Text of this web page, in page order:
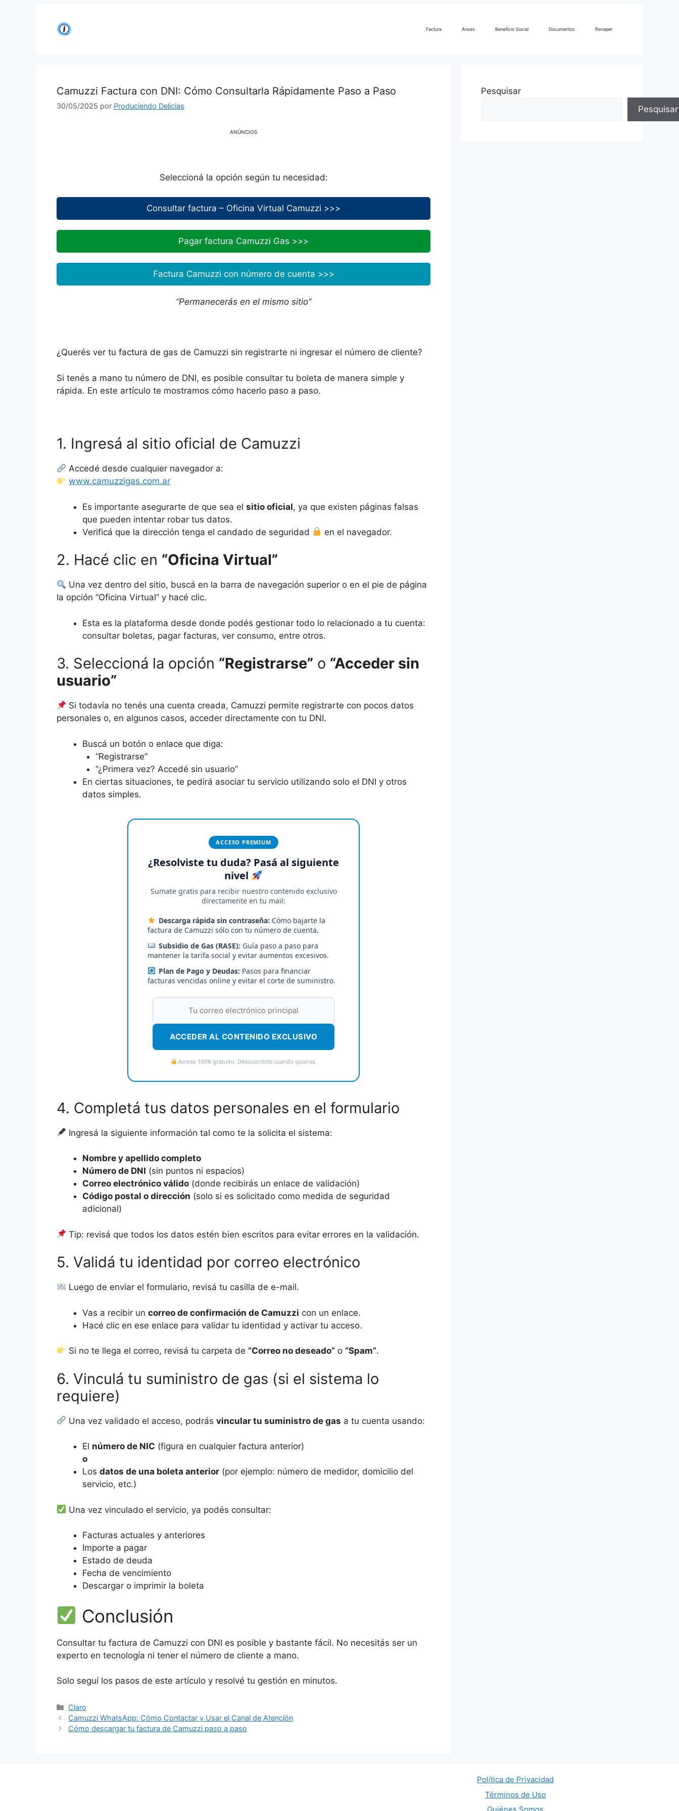
Factura Anses Beneficio Social Documentos Renaper
Camuzzi Factura con DNI: Cómo Consultarla Rápidamente Paso a Paso
30/05/2025 por Produciendo Delicias
ANÚNCIOS
Seleccioná la opción según tu necesidad:
Consultar factura – Oficina Virtual Camuzzi >>>
Pagar factura Camuzzi Gas >>>
Factura Camuzzi con número de cuenta >>>
“Permanecerás en el mismo sitio”
¿Querés ver tu factura de gas de Camuzzi sin registrarte ni ingresar el número de cliente?
Si tenés a mano tu número de DNI, es posible consultar tu boleta de manera simple y
rápida. En este artículo te mostramos cómo hacerlo paso a paso.
1. Ingresá al sitio oficial de Camuzzi
Accedé desde cualquier navegador a:
www.camuzzigas.com.ar
Es importante asegurarte de que sea el sitio oficial, ya que existen páginas falsas
que pueden intentar robar tus datos.
Verificá que la dirección tenga el candado de seguridad
en el navegador.
2. Hacé clic en “Oficina Virtual”
Una vez dentro del sitio, buscá en la barra de navegación superior o en el pie de página
la opción “Oficina Virtual” y hacé clic.
Esta es la plataforma desde donde podés gestionar todo lo relacionado a tu cuenta:
consultar boletas, pagar facturas, ver consumo, entre otros.
3. Seleccioná la opción “Registrarse” o “Acceder sin
usuario”
Si todavía no tenés una cuenta creada, Camuzzi permite registrarte con pocos datos
personales o, en algunos casos, acceder directamente con tu DNI.
Buscá un botón o enlace que diga:
“Registrarse”
“¿Primera vez? Accedé sin usuario”
En ciertas situaciones, te pedirá asociar tu servicio utilizando solo el DNI y otros
datos simples.
ACCESO PREMIUM
¿Resolviste tu duda? Pasá al siguiente
nivel
Sumate gratis para recibir nuestro contenido exclusivo
directamente en tu mail:
Descarga rápida sin contraseña: Cómo bajarte la
factura de Camuzzi sólo con tu número de cuenta.
Subsidio de Gas (RASE): Guía paso a paso para
mantener la tarifa social y evitar aumentos excesivos.
Plan de Pago y Deudas: Pasos para financiar
facturas vencidas online y evitar el corte de suministro.
ACCEDER AL CONTENIDO EXCLUSIVO
Acceso 100% gratuito. Dessuscribite cuando quieras.
4. Completá tus datos personales en el formulario
Ingresá la siguiente información tal como te la solicita el sistema:
Nombre y apellido completo
Número de DNI (sin puntos ni espacios)
Correo electrónico válido (donde recibirás un enlace de validación)
Código postal o dirección (solo si es solicitado como medida de seguridad
adicional)
Tip: revisá que todos los datos estén bien escritos para evitar errores en la validación.
5. Validá tu identidad por correo electrónico
Luego de enviar el formulario, revisá tu casilla de e-mail.
Vas a recibir un correo de confirmación de Camuzzi con un enlace.
Hacé clic en ese enlace para validar tu identidad y activar tu acceso.
Si no te llega el correo, revisá tu carpeta de “Correo no deseado” o “Spam”.
6. Vinculá tu suministro de gas (si el sistema lo
requiere)
Una vez validado el acceso, podrásvincular tu suministro de gas a tu cuenta usando:
El número de NIC (figura en cualquier factura anterior)
o
Los datos de una boleta anterior (por ejemplo: número de medidor, domicilio del
servicio, etc.)
Una vez vinculado el servicio, ya podés consultar:
Facturas actuales y anteriores
Importe a pagar
Estado de deuda
Fecha de vencimiento
Descargar o imprimir la boleta
Conclusión
Consultar tu factura de Camuzzi con DNI es posible y bastante fácil. No necesitás ser un
experto en tecnología ni tener el número de cliente a mano.
Solo seguí los pasos de este artículo y resolvé tu gestión en minutos.
Categorías
Claro
Camuzzi WhatsApp: Cómo Contactar y Usar el Canal de Atención
Cómo descargar tu factura de Camuzzi paso a paso
Pesquisar
Pesquisar
Política de Privacidad
Términos de Uso